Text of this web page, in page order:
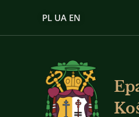
PL UA EN